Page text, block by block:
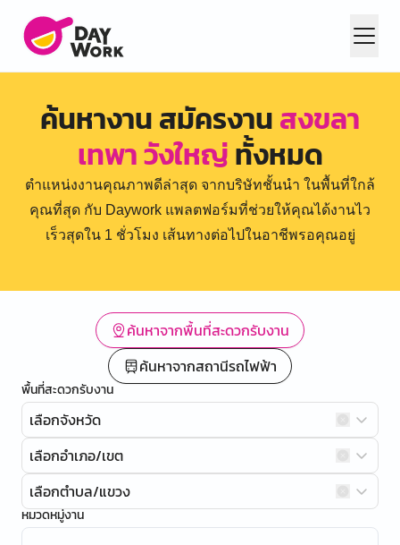
ค้นหางาน สมัครงานสงขลา
เทพา วังใหญ่ทั้งหมด
ตำแหน่งงานคุณภาพดีล่าสุด จากบริษัทชั้นนำ ในพื้นที่ใกล้
คุณที่สุด กับ Daywork แพลตฟอร์มที่ช่วยให้คุณได้งานไว
เร็วสุดใน 1 ชั่วโมง เส้นทางต่อไปในอาชีพรอคุณอยู่
ค้นหาจากพื้นที่สะดวกรับงาน
ค้นหาจากสถานีรถไฟฟ้า
พื้นที่สะดวกรับงาน
เลือกจังหวัด
เลือกอำเภอ/เขต
เลือกตำบล/แขวง
หมวดหมู่งาน